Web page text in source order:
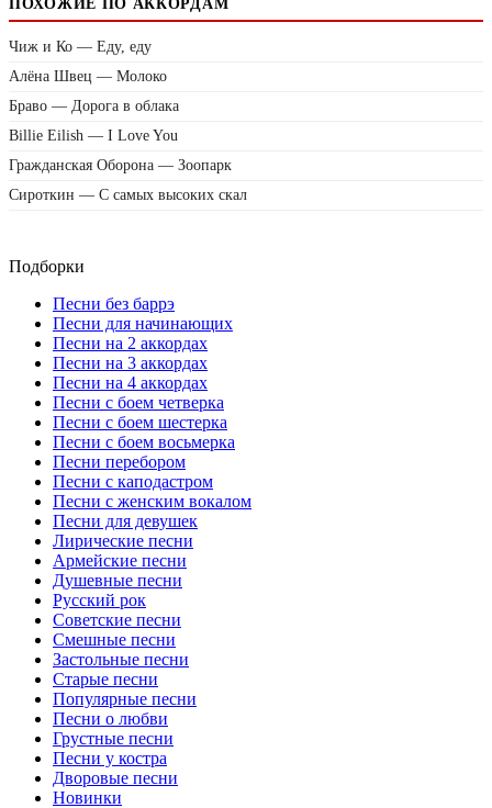
ПОХОЖИЕ ПО АККОРДАМ
Чиж и Ко — Еду, еду
Алёна Швец — Молоко
Браво — Дорога в облака
Billie Eilish — I Love You
Гражданская Оборона — Зоопарк
Сироткин — С самых высоких скал
Подборки
Песни без баррэ
Песни для начинающих
Песни на 2 аккордах
Песни на 3 аккордах
Песни на 4 аккордах
Песни с боем четверка
Песни с боем шестерка
Песни с боем восьмерка
Песни перебором
Песни с каподастром
Песни с женским вокалом
Песни для девушек
Лирические песни
Армейские песни
Душевные песни
Русский рок
Советские песни
Смешные песни
Застольные песни
Старые песни
Популярные песни
Песни о любви
Грустные песни
Песни у костра
Дворовые песни
Новинки